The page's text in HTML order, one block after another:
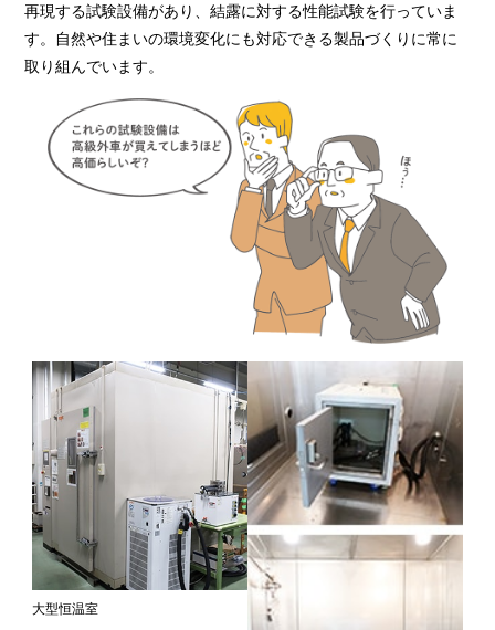
再現する試験設備があり、結露に対する性能試験を行っていま
す。自然や住まいの環境変化にも対応できる製品づくりに常に
取り組んでいます。
大型恒温室